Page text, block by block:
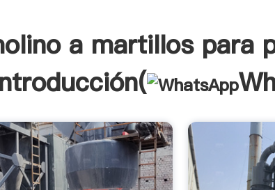
a martillos para